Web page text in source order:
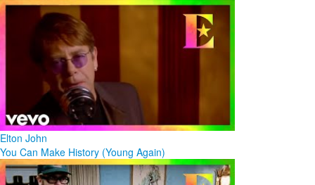
Elton John
You Can Make History (Young Again)